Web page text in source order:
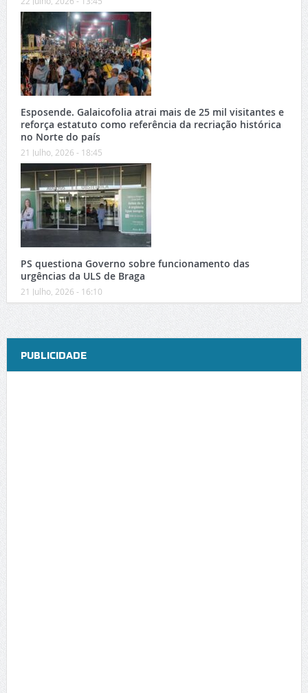
Esposende. Galaicofolia atrai mais de 25 mil visitantes e
reforça estatuto como referência da recriação histórica
no Norte do país
21 Julho, 2026 - 18:45
PS questiona Governo sobre funcionamento das
urgências da ULS de Braga
21 Julho, 2026 - 16:10
PUBLICIDADE